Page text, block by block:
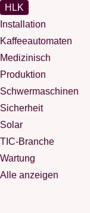
HLK
Installation
Kaffeeautomaten
Medizinisch
Produktion
Schwermaschinen
Sicherheit
Solar
TIC-Branche
Wartung
Alle anzeigen